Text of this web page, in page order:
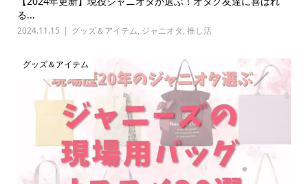
る...
2024.11.15 グッズ＆アイテム, ジャニオタ, 推し活
グッズ＆アイテム